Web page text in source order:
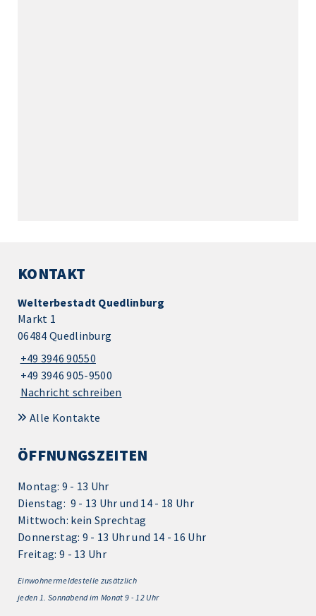
KONTAKT
Welterbestadt Quedlinburg
Markt 1
06484 Quedlinburg
+49 3946 90550
+49 3946 905-9500
Nachricht schreiben
Alle Kontakte
ÖFFNUNGSZEITEN
Montag: 9 - 13 Uhr
Dienstag: 9 - 13 Uhr und 14 - 18 Uhr
Mittwoch: kein Sprechtag
Donnerstag: 9 - 13 Uhr und 14 - 16 Uhr
Freitag: 9 - 13 Uhr
Einwohnermeldestelle zusätzlich
jeden 1. Sonnabend im Monat 9 - 12 Uhr